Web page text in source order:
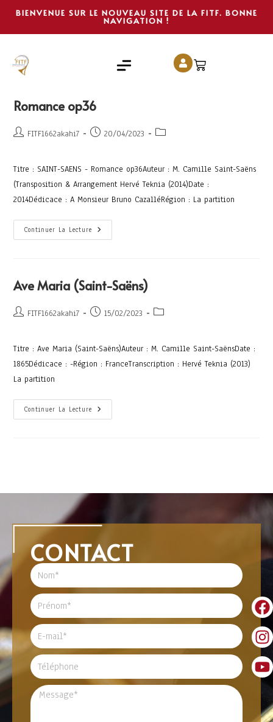
BIENVENUE SUR LE NOUVEAU SITE DE LA FITF. BONNE
NAVIGATION !
Romance op36
FITF1662akahi7 20/04/2023
Titre : SAINT-SAENS - Romance op36Auteur : M. Camille Saint-Saëns
(Transposition & Arrangement Hervé Teknia (2014)Date :
2014Dédicace : A Monsieur Bruno CazalléRégion : La partition
Continuer La Lecture
Ave Maria (Saint-Saëns)
FITF1662akahi7 15/02/2023
Titre : Ave Maria (Saint-Saëns)Auteur : M. Camille Saint-SaënsDate :
1865Dédicace : -Région : FranceTranscription : Hervé Teknia (2013)
La partition
Continuer La Lecture
CONTACT